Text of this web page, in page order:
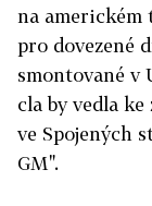
na americkém
pro dovezené
smontované v
cla by vedla
ve Spojených
GM".